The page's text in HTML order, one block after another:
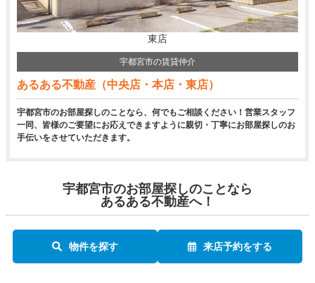
東店
宇都宮市の賃貸仲介
あるある不動産（中央店・本店・東店）
宇都宮市のお部屋探しのことなら、何でもご相談ください！営業スタッフ
一同、皆様のご要望にお応えできますように親切・丁寧にお部屋探しのお
手伝いをさせていただきます。
宇都宮市のお部屋探しのことなら
あるある不動産へ！
物件を探す 来店予約をする